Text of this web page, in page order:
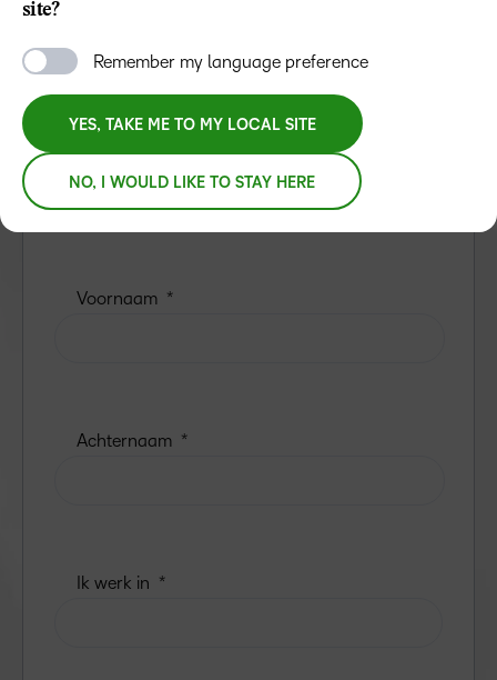
site?
Remember my language preference
YES, TAKE ME TO MY LOCAL SITE
NO, I WOULD LIKE TO STAY HERE